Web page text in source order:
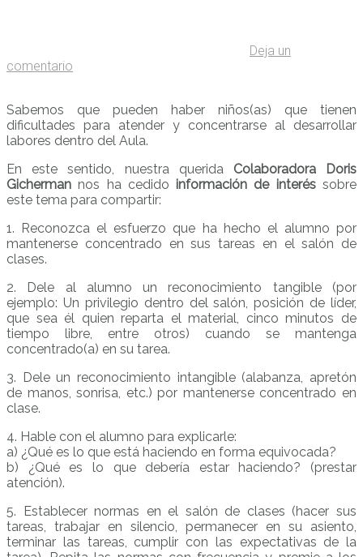
Deja un
comentario
Sabemos que pueden haber niños(as) que tienen
dificultades para atender y concentrarse al desarrollar
labores dentro del Aula.
En este sentido, nuestra querida Colaboradora Doris
Gicherman nos ha cedido información de interéssobre
este tema para compartir:
1. Reconozca el esfuerzo que ha hecho el alumno por
mantenerse concentrado en sus tareas en el salón de
clases.
2. Dele al alumno un reconocimiento tangible (por
ejemplo: Un privilegio dentro del salón, posición de líder,
que sea él quien reparta el material, cinco minutos de
tiempo libre, entre otros) cuando se mantenga
concentrado(a) en su tarea.
3. Dele un reconocimiento intangible (alabanza, apretón
de manos, sonrisa, etc.) por mantenerse concentrado en
clase.
4. Hable con el alumno para explicarle:
a) ¿Qué es lo que está haciendo en forma equivocada?
b) ¿Qué es lo que debería estar haciendo? (prestar
atención).
5. Establecer normas en el salón de clases (hacer sus
tareas, trabajar en silencio, permanecer en su asiento,
terminar las tareas, cumplir con las expectativas de la